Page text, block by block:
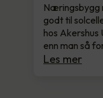
Næringsbygg
godt til
hos Akershus
enn man så
Les mer